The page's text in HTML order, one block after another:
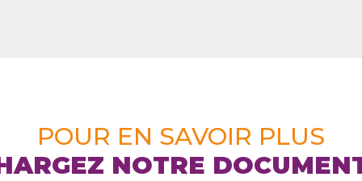
POUR EN SAVOIR PLUS
NOTRE